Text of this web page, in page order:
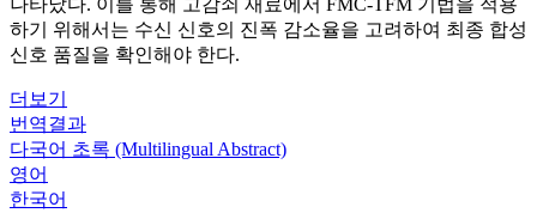
나타났다. 이를 통해 고감쇠 재료에서 FMC-TFM 기법을 적용
하기 위해서는 수신 신호의 진폭 감소율을 고려하여 최종 합성
신호 품질을 확인해야 한다.
더보기
번역결과
다국어 초록 (Multilingual Abstract)
영어
한국어